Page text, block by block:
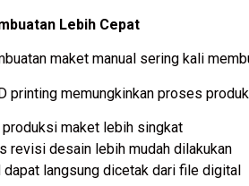
Lebih Cepat
maket manual sering kali
printing memungkinkan proses
produksi maket lebih singkat
revisi desain lebih mudah dilakukan
dapat langsung dicetak dari file digital